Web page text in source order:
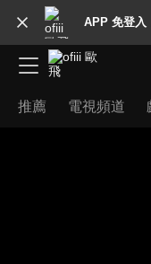
APP 免登入
推薦 電視頻道